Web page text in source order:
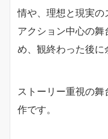
情や、理想と現実の
アクション中心の
め、観終わった後に
ストーリー重視の
作です。